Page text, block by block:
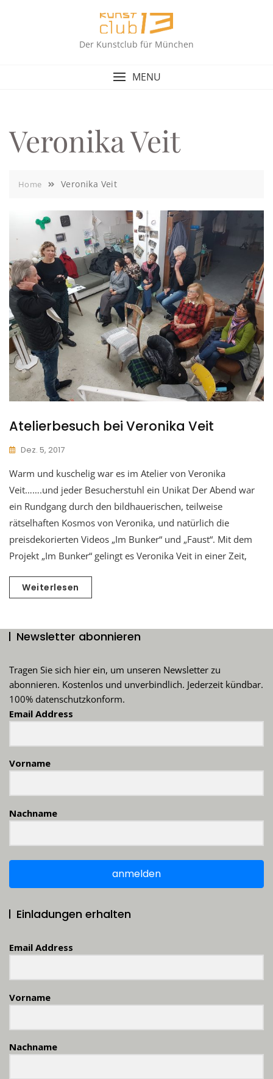
Der Kunstclub für München
MENU
Veronika Veit
Home Veronika Veit
Atelierbesuch bei Veronika Veit
Dez. 5, 2017
Warm und kuschelig war es im Atelier von Veronika
Veit…….und jeder Besucherstuhl ein Unikat Der Abend war
ein Rundgang durch den bildhauerischen, teilweise
rätselhaften Kosmos von Veronika, und natürlich die
preisdekorierten Videos „Im Bunker“ und „Faust“. Mit dem
Projekt „Im Bunker“ gelingt es Veronika Veit in einer Zeit,
Weiterlesen
Newsletter abonnieren
Tragen Sie sich hier ein, um unseren Newsletter zu
abonnieren. Kostenlos und unverbindlich. Jederzeit kündbar.
100% datenschutzkonform.
Email Address
Vorname
Nachname
anmelden
Einladungen erhalten
Email Address
Vorname
Nachname